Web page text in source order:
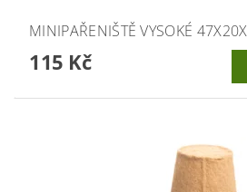
MINIPAŘENIŠTĚ VYSOKÉ
115 Kč